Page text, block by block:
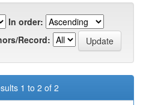
In order:
Record:
1 to 2 of 2